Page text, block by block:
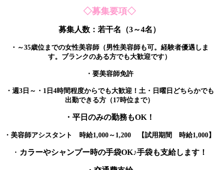
◇募集要項◇
募集人数：若干名（3～4名）
・～35歳位までの女性美容師（男性美容師も可。経験者優遇しま
す。ブランクのある方でも大歓迎です）
・要美容師免許
・週3日～・1日4時間程度からでも大歓迎！土・日曜日どちらかでも
出勤できる方（17時位まで）
・平日のみの勤務もOK！
・美容師アシスタント 時給1,000～1,200 【試用期間 時給1,000】
・ カラーやシャンプー時の手袋OK♪手袋も支給します！